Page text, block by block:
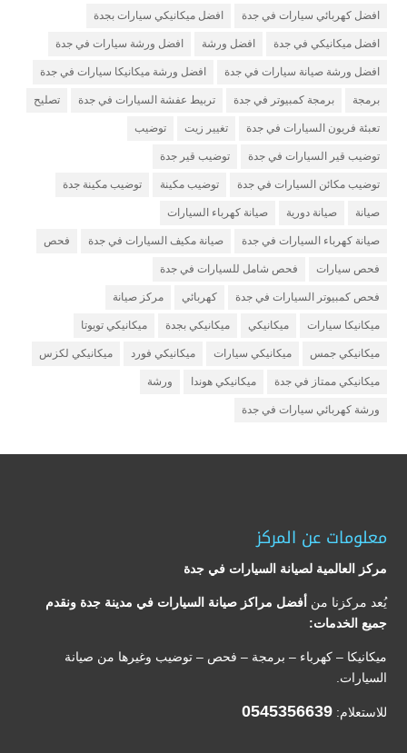
افضل كهربائي سيارات في جدة افضل ميكانيكي سيارات بجدة
افضل ميكانيكي في جدة افضل ورشة افضل ورشة سيارات في جدة
افضل ورشة صيانة سيارات في جدة افضل ورشة ميكانيكا سيارات في جدة
برمجة برمجة كمبيوتر في جدة تربيط عفشة السيارات في جدة تصليح
تعبئة فريون السيارات في جدة تغيير زيت توضيب
توضيب قير السيارات في جدة توضيب قير جدة
توضيب مكائن السيارات في جدة توضيب مكينة توضيب مكينة جدة
صيانة صيانة دورية صيانة كهرباء السيارات
صيانة كهرباء السيارات في جدة صيانة مكيف السيارات في جدة فحص
فحص سيارات فحص شامل للسيارات في جدة
فحص كمبيوتر السيارات في جدة كهربائي مركز صيانة
ميكانيكا سيارات ميكانيكي ميكانيكي بجدة ميكانيكي تويوتا
ميكانيكي جمس ميكانيكي سيارات ميكانيكي فورد ميكانيكي لكزس
ميكانيكي ممتاز في جدة ميكانيكي هوندا ورشة
ورشة كهربائي سيارات في جدة
معلومات عن المركز
مركز العالمية لصيانة السيارات في جدة
يُعد مركزنا من أفضل مراكز صيانة السيارات في مدينة جدة ونقدم
جميع الخدمات:
ميكانيكا – كهرباء – برمجة – فحص – توضيب وغيرها من صيانة
السيارات.
للاستعلام: 0545356639